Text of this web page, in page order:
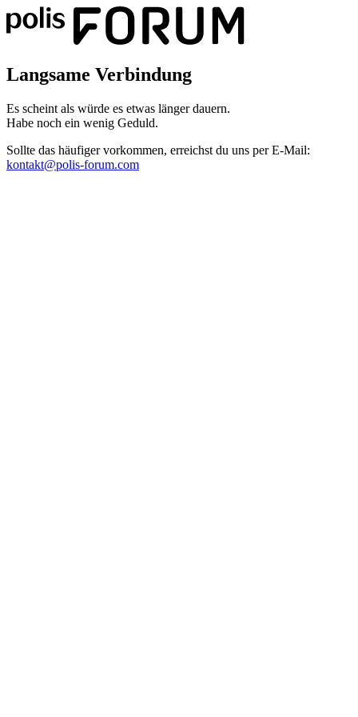
Langsame Verbindung
Es scheint als würde es etwas länger dauern.
Habe noch ein wenig Geduld.
Sollte das häufiger vorkommen, erreichst du uns per E-Mail:
kontakt@polis-forum.com